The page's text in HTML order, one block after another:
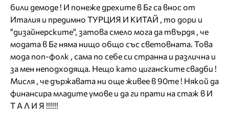
били демоде ! И понеже дрехите в Бг са внос от
Италия и предимно ТУРЦИЯ И КИТАЙ , то дори и
"дизайнерските", затова смело мога да твърдя , че
модата в Бг няма нищо общо със световната. Това
мода поп-фолк , сама по себе си странна и различна и
за мен неподходяща. Нещо като циганските свадби !
Мисля , че държавата ни още живее в 90те ! Някой да
финансира младите умове и да ги прати на стаж в И
Т А Л И Я !!!!!!